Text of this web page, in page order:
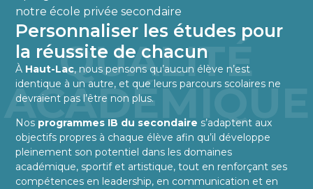
notre école privée secondaire
Personnaliser les études pour
la réussite de chacun
À Haut-Lac, nous pensons qu’aucun élève n’est
identique à un autre, et que leurs parcours scolaires ne
devraient pas l’être non plus.
Nos programmes IB du secondaire s’adaptent aux
objectifs propres à chaque élève afin qu’il développe
pleinement son potentiel dans les domaines
académique, sportif et artistique, tout en renforçant ses
compétences en leadership, en communication et en
QUALITÉ
ACADÉMIQUE